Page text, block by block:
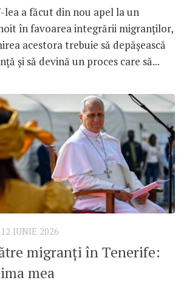
lea a făcut din nou apel la un
în favoarea integrării migranților,
acestora trebuie să depășească
și să devină un proces care să...
12 IUNIE 2026
migranți în Tenerife:
mea